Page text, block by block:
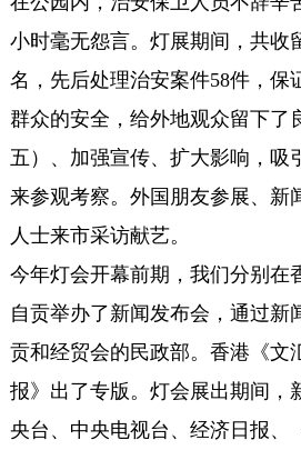
小时毫无怨言。灯展期间，共收
名，先后处理治安案件58件，保
群众的安全，给外地观众留下了
五）、加强宣传、扩大影响，吸
来参观考察。外国朋友参展、新
人士来市采访献艺。
今年灯会开幕前期，我们分别在
自贡举办了新闻发布会，通过新
贡和经贸会的民政部。香港《文
报》出了专版。灯会展出期间，
央台、中央电视台、经济日报、